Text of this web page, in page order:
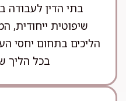
בתי הדין לעבודה
שיפוטית ייחודית,
הליכים בתחום יחסי
בכל הליך